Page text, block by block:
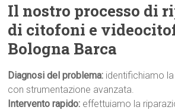
Il nostro processo di
di citofoni e
Bologna Barca
Diagnosi del problema: identifichiamo
con strumentazione avanzata.
Intervento rapido: effettuiamo la